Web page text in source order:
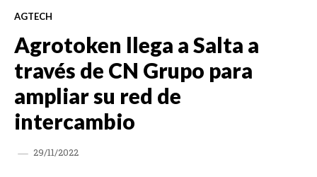
AGTECH
Agrotoken llega a Salta a
través de CN Grupo para
ampliar su red de
intercambio
29/11/2022